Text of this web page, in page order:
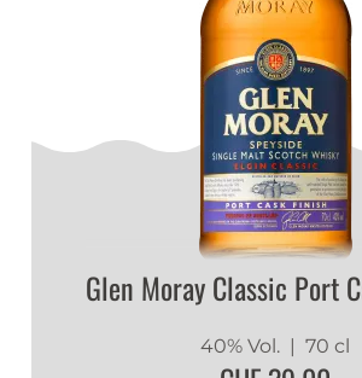
Glen Moray Classic Port
40% Vol. | 70 cl